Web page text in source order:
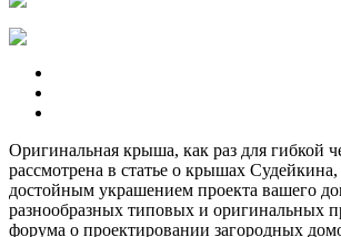
Оригинальная крыша, как раз для гибкой
рассмотрена в статье о крышах
достойным украшением проекта вашего
разнообразных типовых и оригинальных
форума о проектировании загородных